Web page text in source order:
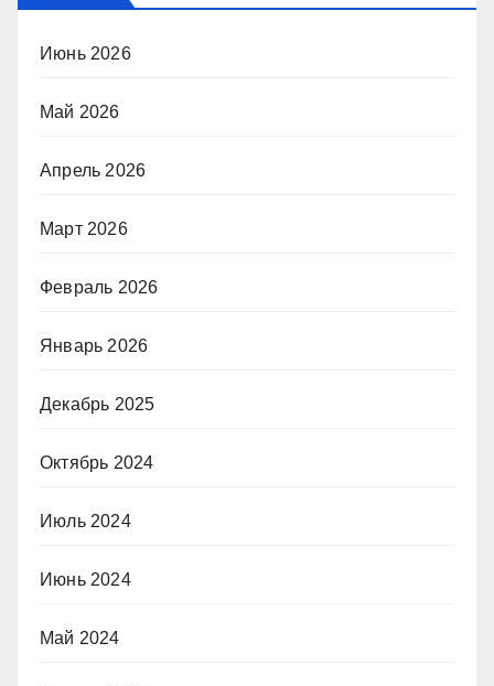
Июнь 2026
Май 2026
Апрель 2026
Март 2026
Февраль 2026
Январь 2026
Декабрь 2025
Октябрь 2024
Июль 2024
Июнь 2024
Май 2024